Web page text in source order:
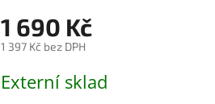
1 690 Kč
1 397 Kč bez DPH
cena:
Externí sklad